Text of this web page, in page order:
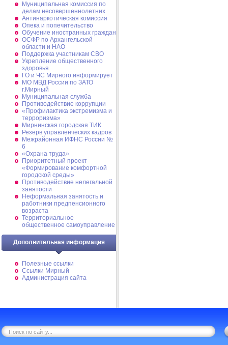
Муниципальная комиссия по
делам несовершеннолетних
Антинаркотическая комиссия
Опека и попечительство
Обучение иностранных граждан
ОСФР по Архангельской
области и НАО
Поддержка участникам СВО
Укрепление общественного
здоровья
ГО и ЧС Мирного информирует
МО МВД России по ЗАТО
г.Мирный
Муниципальная cлужба
Противодействие коррупции
«Профилактика экстремизма и
терроризма»
Мирнинская городская ТИК
Резерв управленческих кадров
Межрайонная ИФНС России №
6
«Охрана труда»
Приоритетный проект
«Формирование комфортной
городской среды»
Противодействие нелегальной
занятости
Неформальная занятость и
работники предпенсионного
возраста
Территориальное
общественное самоуправление
Дополнительная информация
Полезные ссылки
Ссылки Мирный
Администрация сайта